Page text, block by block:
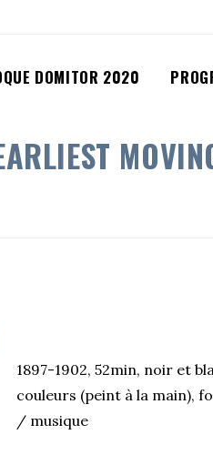
DOMITOR 2020
1897-1902, 52min, noir et
couleurs (peint à la main),
/ musique